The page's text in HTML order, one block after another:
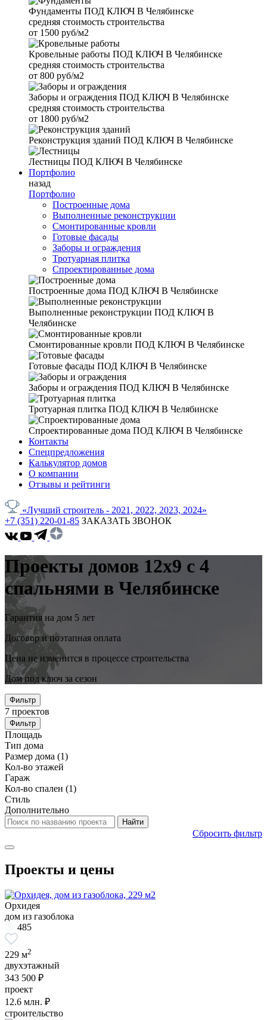
Фундаменты ПОД КЛЮЧ В Челябинске
средняя стоимость строительства
от 1500 руб/м2
Кровельные работы ПОД КЛЮЧ В Челябинске
средняя стоимость строительства
от 800 руб/м2
Заборы и ограждения ПОД КЛЮЧ В Челябинске
средняя стоимость строительства
от 1800 руб/м2
Реконструкция зданий ПОД КЛЮЧ В Челябинске
Лестницы ПОД КЛЮЧ В Челябинске
Портфолио
назад
Портфолио
Построенные дома
Выполненные реконструкции
Смонтированные кровли
Готовые фасады
Заборы и ограждения
Тротуарная плитка
Спроектированные дома
Построенные дома ПОД КЛЮЧ В Челябинске
Выполненные реконструкции ПОД КЛЮЧ В
Челябинске
Смонтированные кровли ПОД КЛЮЧ В Челябинске
Готовые фасады ПОД КЛЮЧ В Челябинске
Заборы и ограждения ПОД КЛЮЧ В Челябинске
Тротуарная плитка ПОД КЛЮЧ В Челябинске
Спроектированные дома ПОД КЛЮЧ В Челябинске
Контакты
Спецпредложения
Калькулятор домов
О компании
Отзывы и рейтинги
«Лучший строитель - 2021, 2022, 2023, 2024»
+7 (351) 220-01-85 ЗАКАЗАТЬ ЗВОНОК
Проекты домов 12x9 с 4
спальнями в Челябинске
Гарантия на дом 5 лет
Договор и поэтапная оплата
Цена не изменится в процессе строительства
Дом под ключ за сезон
Фильтр
7 проектов
Фильтр
Площадь
Тип дома
Размер дома (1)
Кол-во этажей
Гараж
Кол-во спален (1)
Стиль
Дополнительно
Сбросить фильтр
Проекты и цены
Орхидея
дом из газоблока
485
229 м2
двухэтажный
343 500 ₽
проект
12.6 млн. ₽
строительство